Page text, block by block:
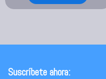
Suscríbete ahora: